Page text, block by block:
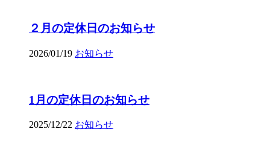
２月の定休日のお知らせ
2026/01/19 お知らせ
1月の定休日のお知らせ
2025/12/22 お知らせ